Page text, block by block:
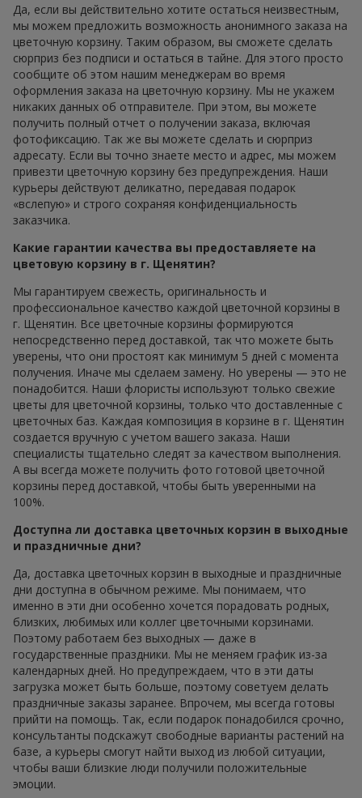
Да, если вы действительно хотите остаться неизвестным,
мы можем предложить возможность анонимного заказа на
цветочную корзину. Таким образом, вы сможете сделать
сюрприз без подписи и остаться в тайне. Для этого просто
сообщите об этом нашим менеджерам во время
оформления заказа на цветочную корзину. Мы не укажем
никаких данных об отправителе. При этом, вы можете
получить полный отчет о получении заказа, включая
фотофиксацию. Так же вы можете сделать и сюрприз
адресату. Если вы точно знаете место и адрес, мы можем
привезти цветочную корзину без предупреждения. Наши
курьеры действуют деликатно, передавая подарок
«вслепую» и строго сохраняя конфиденциальность
заказчика.
Какие гарантии качества вы предоставляете на
цветовую корзину в г. Щенятин?
Мы гарантируем свежесть, оригинальность и
профессиональное качество каждой цветочной корзины в
г. Щенятин. Все цветочные корзины формируются
непосредственно перед доставкой, так что можете быть
уверены, что они простоят как минимум 5 дней с момента
получения. Иначе мы сделаем замену. Но уверены — это не
понадобится. Наши флористы используют только свежие
цветы для цветочной корзины, только что доставленные с
цветочных баз. Каждая композиция в корзине в г. Щенятин
создается вручную с учетом вашего заказа. Наши
специалисты тщательно следят за качеством выполнения.
А вы всегда можете получить фото готовой цветочной
корзины перед доставкой, чтобы быть уверенными на
100%.
Доступна ли доставка цветочных корзин в выходные
и праздничные дни?
Да, доставка цветочных корзин в выходные и праздничные
дни доступна в обычном режиме. Мы понимаем, что
именно в эти дни особенно хочется порадовать родных,
близких, любимых или коллег цветочными корзинами.
Поэтому работаем без выходных — даже в
государственные праздники. Мы не меняем график из-за
календарных дней. Но предупреждаем, что в эти даты
загрузка может быть больше, поэтому советуем делать
праздничные заказы заранее. Впрочем, мы всегда готовы
прийти на помощь. Так, если подарок понадобился срочно,
консультанты подскажут свободные варианты растений на
базе, а курьеры смогут найти выход из любой ситуации,
чтобы ваши близкие люди получили положительные
эмоции.